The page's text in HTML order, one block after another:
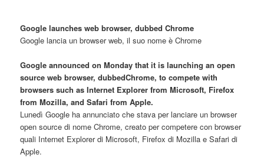
Google launches web browser, dubbed Chrome
Google lancia un browser web, il suo nome è Chrome
Google announced on Monday that it is launching an open
source web browser, dubbedChrome, to compete with
browsers such as Internet Explorer from Microsoft, Firefox
from Mozilla, and Safari from Apple.
Lunedì Google ha annunciato che stava per lanciare un browser
open source di nome Chrome, creato per competere con browser
quali Internet Explorer di Microsoft, Firefox di Mozilla e Safari di
Apple.